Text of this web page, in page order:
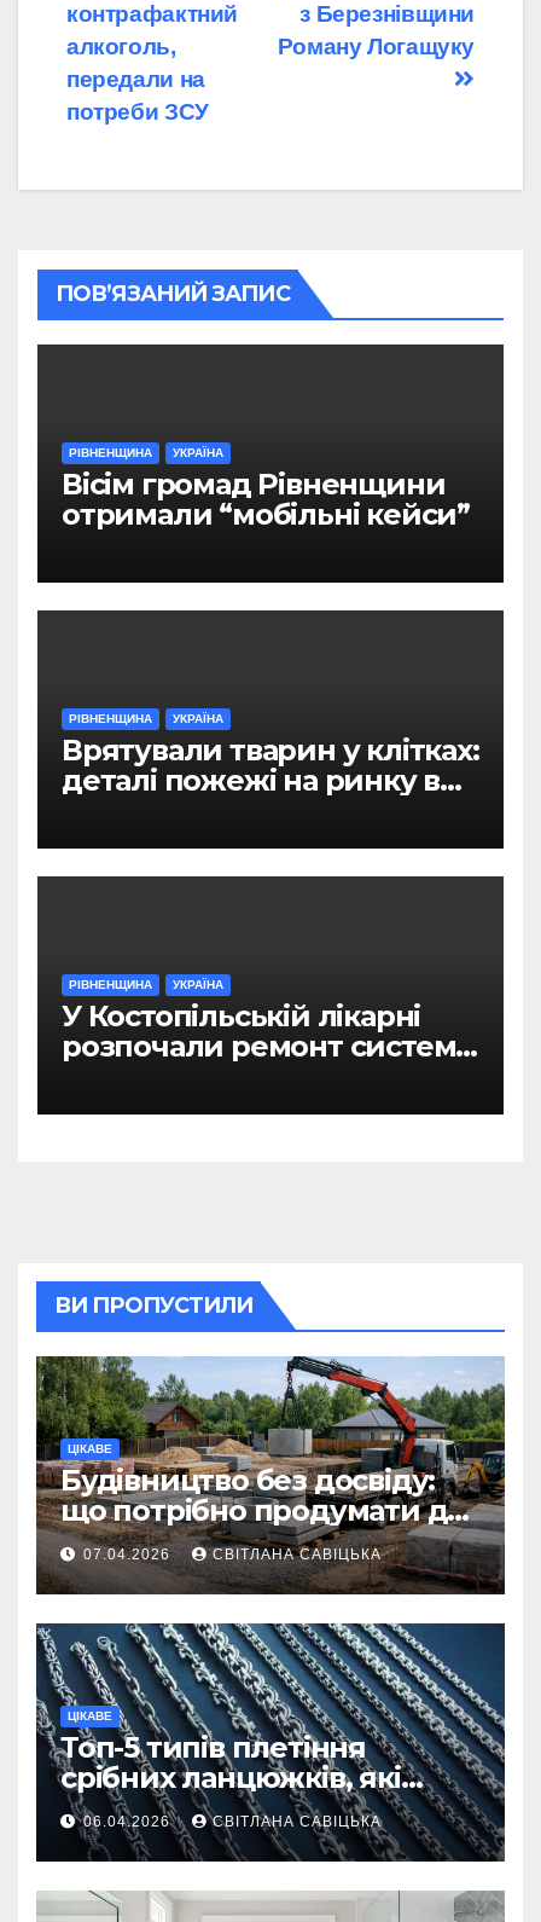
з Березнівщини
Роману Логащуку
контрафактний
алкоголь,
передали на
потреби ЗСУ
ПОВ’ЯЗАНИЙ ЗАПИС
РІВНЕНЩИНА УКРАЇНА
Вісім громад Рівненщини
отримали “мобільні кейси”
РІВНЕНЩИНА УКРАЇНА
Врятували тварин у клітках:
деталі пожежі на ринку в
РІВНЕНЩИНА УКРАЇНА
У Костопільській лікарні
розпочали ремонт системи
ВИ ПРОПУСТИЛИ
ЦІКАВЕ
Будівництво без досвіду:
що потрібно продумати до
першої доставки на
ділянку
07.04.2026 СВІТЛАНА САВІЦЬКА
ЦІКАВЕ
Топ-5 типів плетіння
срібних ланцюжків, які
вважаються
найнадійнішими
06.04.2026 СВІТЛАНА САВІЦЬКА